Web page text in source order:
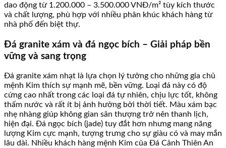
dao động từ 1.200.000 – 3.500.000 VNĐ/m² tùy kích thước
và chất lượng, phù hợp với nhiều phân khúc khách hàng từ
nhà phố đến biệt thự.
Đá granite xám và đá ngọc bích – Giải pháp bền
vững và sang trọng
Đá granite xám nhạt là lựa chọn lý tưởng cho những gia chủ
mệnh Kim thích sự mạnh mẽ, bền vững. Loại đá này có độ
cứng cao nhất trong các loại đá tự nhiên, chịu lực tốt, không
thấm nước và rất ít bị ảnh hưởng bởi thời tiết. Màu xám bạc
nhẹ nhàng giúp không gian sân thượng trở nên thanh lịch,
hiện đại. Đá ngọc bích (jade) tuy đắt hơn nhưng mang năng
lượng Kim cực mạnh, tượng trưng cho sự giàu có và may mắn
lâu dài. Nhiều khách hàng mệnh Kim của Đá Cảnh Thiên An